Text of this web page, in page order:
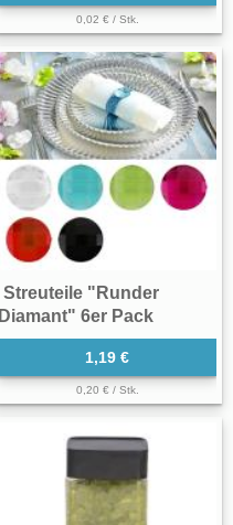
0,02 € / Stk.
Streuteile "Runder
Diamant" 6er Pack
1,19 €
0,20 € / Stk.